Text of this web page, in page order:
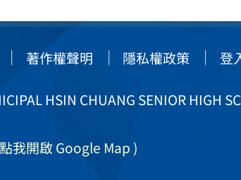
著作權聲明 隱私權政策 登
HSIN CHUANG SENIOR HIGH
我開啟 Google Map )